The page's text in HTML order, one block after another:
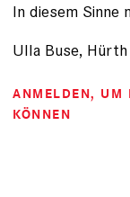
In diesem Sinne
Ulla Buse, Hürth
ANMELDEN, UM
KÖNNEN